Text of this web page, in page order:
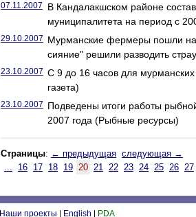
07.11.2007
В Кандалакшском районе
муниципалитета на период с
29.10.2007 Мурманские фермеры пошли на
сияние" решили разводить
23.10.2007 С 9 до 16 часов для
газета)
23.10.2007 Подведены итоги работы
2007 года (Рыбные ресурсы)
Страницы: ← предыдущая следующая →
...
16 17 18 19 20 21 22 23 24 25 26 27
Наши проекты English PDA